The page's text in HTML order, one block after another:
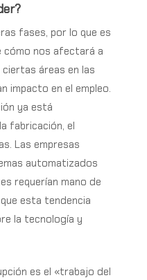
fases, por lo que es
cómo nos afectará a
áreas en las
impacto en el empleo.
ya está
fabricación, el
Las empresas
automatizados
requerían mano de
esta tendencia
la tecnología y
es el «trabajo del